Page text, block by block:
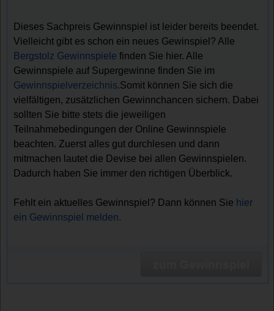
Dieses Sachpreis Gewinnspiel ist leider bereits beendet.
Vielleicht gibt es schon ein neues Gewinspiel? Alle
Bergstolz Gewinnspiele finden Sie hier. Alle
Gewinnspiele auf Supergewinne finden Sie im
Gewinnspielverzeichnis.Somit können Sie sich die
vielfältigen, zusätzlichen Gewinnchancen sichern. Dabei
sollten Sie bitte stets die jeweiligen
Teilnahmebedingungen der Online Gewinnspiele
beachten. Zuerst alles gut durchlesen und dann
mitmachen lautet die Devise bei allen Gewinnspielen.
Dadurch haben Sie immer den richtigen Überblick.
Fehlt ein aktuelles Gewinnspiel? Dann können Sie hier
ein Gewinnspiel melden.